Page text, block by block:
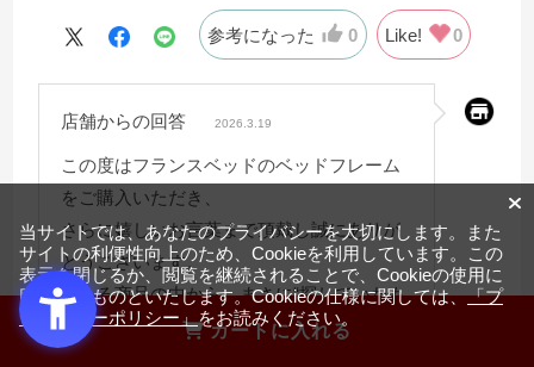
カートに入れる
デザイン&価格面で120点、
そして使用感も大満足！！
妥協するべきではないと痛感しております。
この度はありがとございました。
参考になった 0 Like! 0
店舗からの回答 2026.3.19
この度はフランスベッドのベッドフレーム
をご購入いただき、
さらに嬉しいお言葉まで頂戴し誠にありが
とうございます。
数ある商品の中から、まさに“探していたも
の”と感じていただけたこと、
デザイン・価格・使用感のすべてにご満足
当サイトでは、あなたのプライバシーを大切にします。また
サイトの利便性向上のため、Cookieを利用しています。この
表示を閉じるか、閲覧を継続されることで、Cookieの使用に
同意するものといたします。Cookieの仕様に関しては、「プ
ライバシーポリシー」をお読みください。